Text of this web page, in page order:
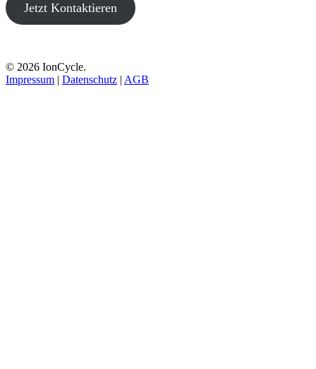
Jetzt Kontaktieren
© 2026 IonCycle.
Impressum | Datenschutz | AGB